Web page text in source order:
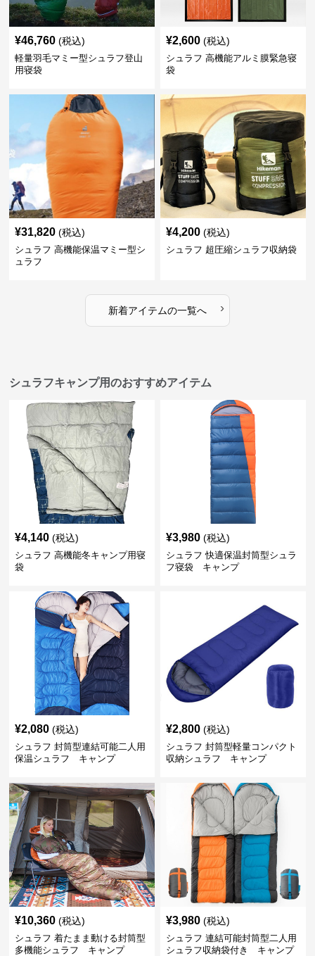
¥46,760 (税込)
軽量羽毛マミー型シュラフ登山
用寝袋
¥2,600 (税込)
シュラフ 高機能アルミ膜緊急寝
袋
¥31,820 (税込)
シュラフ 高機能保温マミー型シ
ュラフ
¥4,200 (税込)
シュラフ 超圧縮シュラフ収納袋
新着アイテムの一覧へ ›
シュラフキャンプ用のおすすめアイテム
¥4,140 (税込)
シュラフ 高機能冬キャンプ用寝
袋
¥3,980 (税込)
シュラフ 快適保温封筒型シュラ
フ寝袋 キャンプ
¥2,080 (税込)
シュラフ 封筒型連結可能二人用
保温シュラフ キャンプ
¥2,800 (税込)
シュラフ 封筒型軽量コンパクト
収納シュラフ キャンプ
¥10,360 (税込)
シュラフ 着たまま動ける封筒型
多機能シュラフ キャンプ
¥3,980 (税込)
シュラフ 連結可能封筒型二人用
シュラフ収納袋付き キャンプ